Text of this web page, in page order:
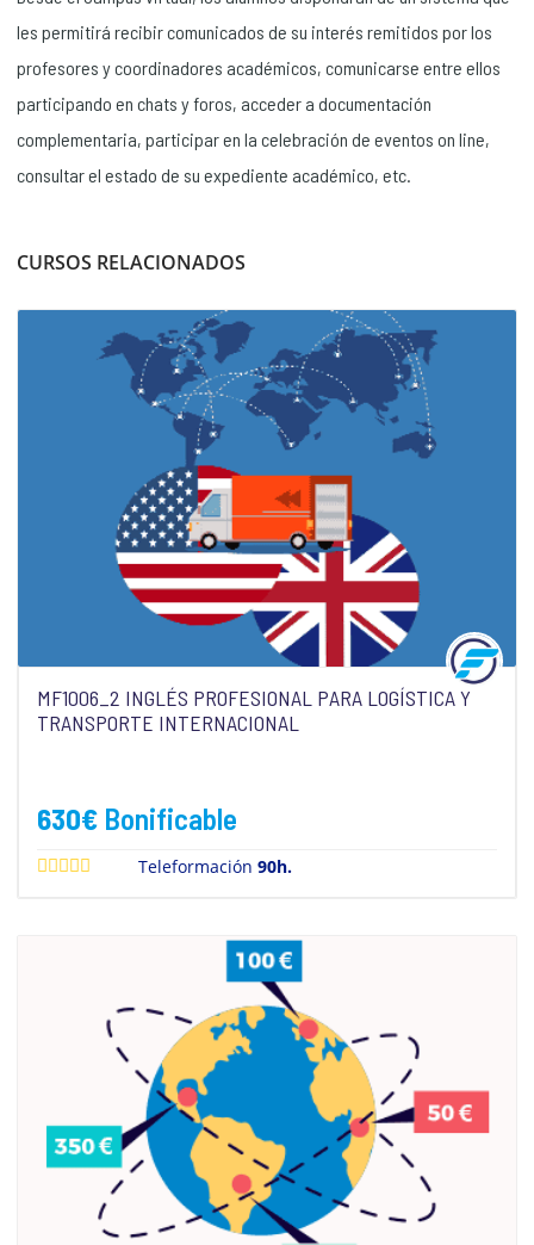
les permitirá recibir comunicados de su interés remitidos por los
profesores y coordinadores académicos, comunicarse entre ellos
participando en chats y foros, acceder a documentación
complementaria, participar en la celebración de eventos on line,
consultar el estado de su expediente académico, etc.
CURSOS RELACIONADOS
MF1006_2 INGLÉS PROFESIONAL PARA LOGÍSTICA Y
TRANSPORTE INTERNACIONAL
630€ Bonificable
Teleformación90h.